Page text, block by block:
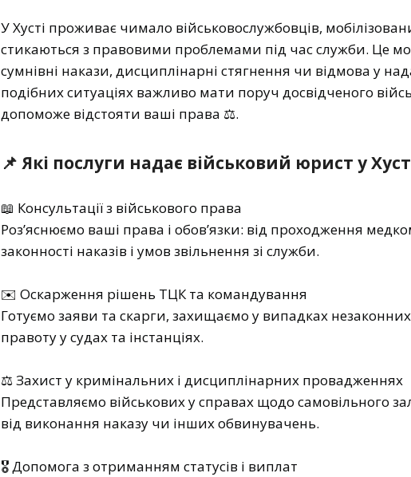
У Хусті проживає чимало військовослужбовців,
стикаються з правовими проблемами під час служби. Це
сумнівні накази, дисциплінарні стягнення чи відмова у
подібних ситуаціях важливо мати поруч досвідченого
допоможе відстояти ваші права ⚖️.
📌 Які послуги надає військовий юрист у
📖 Консультації з військового права
Роз’яснюємо ваші права і обов’язки: від проходження
законності наказів і умов звільнення зі служби.
✉️ Оскарження рішень ТЦК та командування
Готуємо заяви та скарги, захищаємо у випадках
правоту у судах та інстанціях.
⚖️ Захист у кримінальних і дисциплінарних провадженнях
Представляємо військових у справах щодо самовільного
від виконання наказу чи інших обвинувачень.
🎖️ Допомога з отриманням статусів і виплат